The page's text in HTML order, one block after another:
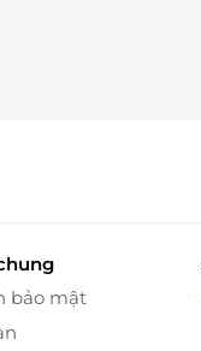
bảo mật